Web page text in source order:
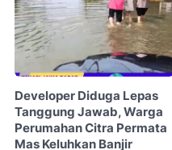
Developer Diduga Lepas
Tanggung Jawab, Warga
Perumahan Citra Permata
Mas Keluhkan Banjir